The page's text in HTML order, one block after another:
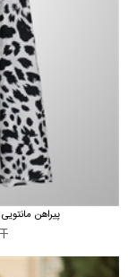
پیراهن